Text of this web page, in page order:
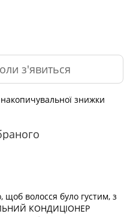
з'явиться
знижки
щоб волосся було густим, з
КОНДИЦІОНЕР